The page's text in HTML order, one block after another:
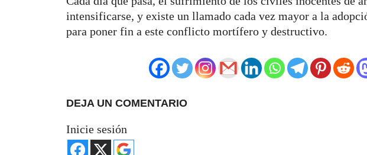
intensificarse, y existe un llamado cada vez mayor a la
para poner fin a este conflicto mortífero y destructivo.
DEJA UN COMENTARIO
Inicie sesión